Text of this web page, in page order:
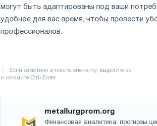
могут быть адаптированы под ваши
удобное для вас время, чтобы провести
профессионалов.
metallurgprom.org
Финансовая аналитика, прогнозы